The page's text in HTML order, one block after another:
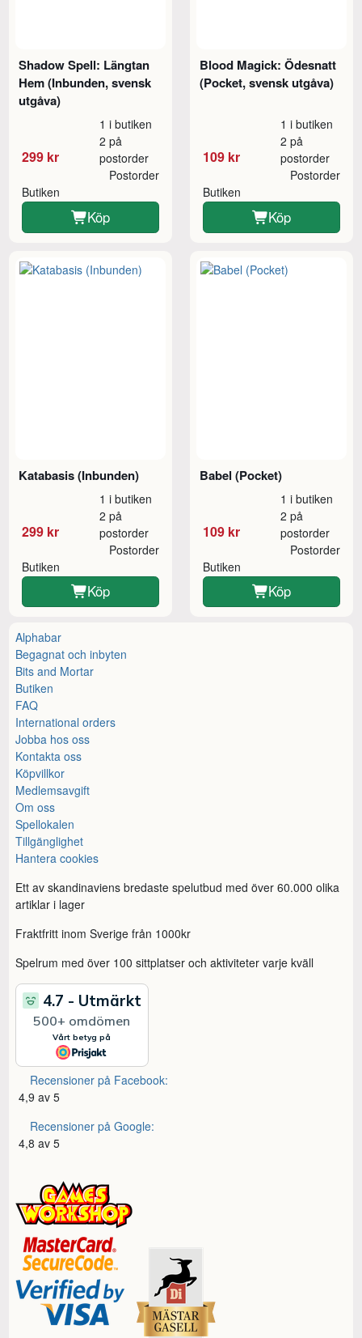
Shadow Spell: Längtan
Hem (Inbunden, svensk
utgåva)
299 kr
1 i butiken
2 på
postorder
Butiken
Postorder
Köp
Blood Magick: Ödesnatt
(Pocket, svensk utgåva)
109 kr
1 i butiken
2 på
postorder
Butiken
Postorder
Köp
Katabasis (Inbunden)
299 kr
1 i butiken
2 på
postorder
Butiken
Postorder
Köp
Babel (Pocket)
109 kr
1 i butiken
2 på
postorder
Butiken
Postorder
Köp
Alphabar
Begagnat och inbyten
Bits and Mortar
Butiken
FAQ
International orders
Jobba hos oss
Kontakta oss
Köpvillkor
Medlemsavgift
Om oss
Spellokalen
Tillgänglighet
Hantera cookies
Ett av skandinaviens bredaste spelutbud med över 60.000 olika
artiklar i lager
Fraktfritt inom Sverige från 1000kr
Spelrum med över 100 sittplatser och aktiviteter varje kväll
Recensioner på Facebook:
4,9 av 5
Recensioner på Google:
4,8 av 5